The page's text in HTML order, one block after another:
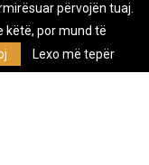
Kontakt
e themeluar në vitin
përvojën tuaj.
këtë, por mund të
Lexo më tepër